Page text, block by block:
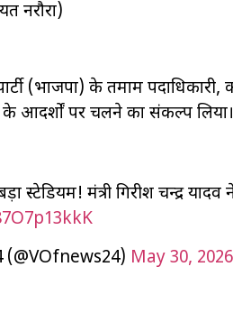
नरौरा)
(भाजपा) के तमाम पदाधिकारी,
के आदर्शों पर चलने का संकल्प लिया।
स्टेडियम! मंत्री गिरीश चन्द्र
May 30, 2026